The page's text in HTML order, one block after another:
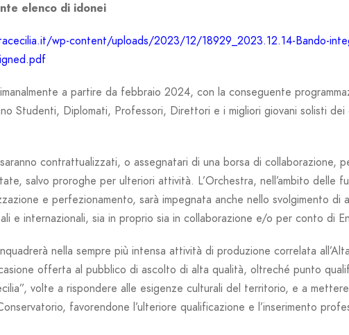
elenco di idonei
wp-content/uploads/2023/12/18929_2023.12.14-Bando-
a partire da febbraio 2024, con la conseguente
Studenti, Diplomati, Professori, Direttori e i migliori giovani solisti
contrattualizzati, o assegnatari di una borsa di collaborazione,
salvo proroghe per ulteriori attività. L’Orchestra, nell’ambito delle
e perfezionamento, sarà impegnata anche nello svolgimento
e internazionali, sia in proprio sia in collaborazione e/o per conto di
nella sempre più intensa attività di produzione correlata
offerta al pubblico di ascolto di alta qualità, oltreché punto
volte a rispondere alle esigenze culturali del territorio, e a
favorendone l’ulteriore qualificazione e l’inserimento